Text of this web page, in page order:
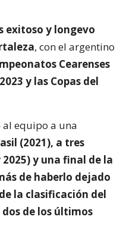
exitoso y longevo
, con el argentino
Cearenses
y las Copas del
al equipo a una
(2021), a tres
y una final de la
de haberlo dejado
la clasificación del
de los últimos